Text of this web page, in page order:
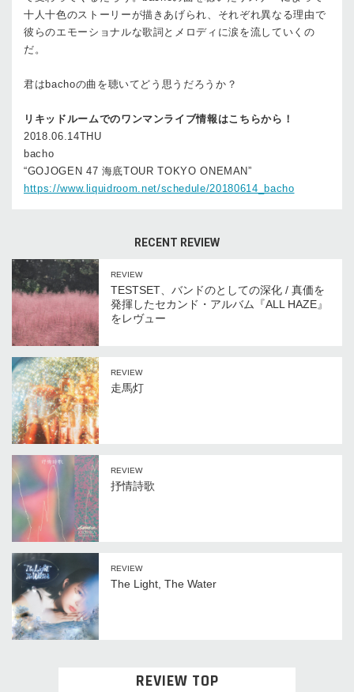
十人十色のストーリーが描きあげられ、それぞれ異なる理由で
彼らのエモーショナルな歌詞とメロディに涙を流していくの
だ。
君はbachoの曲を聴いてどう思うだろうか？
リキッドルームでのワンマンライブ情報はこちらから！
2018.06.14THU
bacho
“GOJOGEN 47 海底TOUR TOKYO ONEMAN”
https://www.liquidroom.net/schedule/20180614_bacho
RECENT REVIEW
REVIEW
TESTSET、バンドのとしての深化 / 真価を
発揮したセカンド・アルバム『ALL HAZE』
をレヴュー
REVIEW
走馬灯
REVIEW
抒情詩歌
REVIEW
The Light, The Water
REVIEW TOP